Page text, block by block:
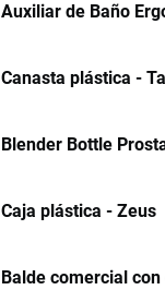
Auxiliar de Baño
Canasta plástica -
Blender Bottle
Caja plástica - Zeus
Balde comercial